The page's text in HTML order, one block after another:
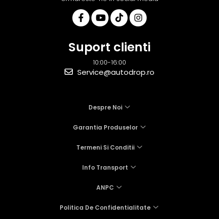
Suport clienti
10:00-16:00
Service@autodrop.ro
Despre Noi
Garantia Produselor
Termeni Si Conditii
Info Transport
ANPC
Politica De Confidentialitate